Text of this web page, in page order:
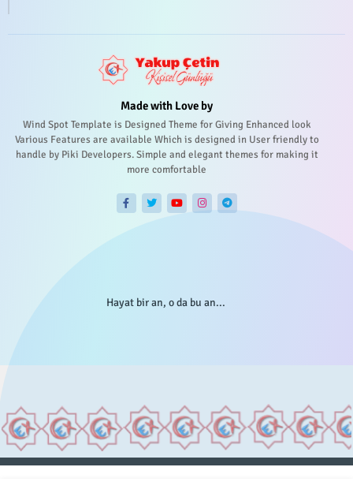
Made with Love by
Wind Spot Template is Designed Theme for Giving Enhanced look
Various Features are available Which is designed in User friendly to
handle by Piki Developers. Simple and elegant themes for making it
more comfortable
Hayat bir an, o da bu an...